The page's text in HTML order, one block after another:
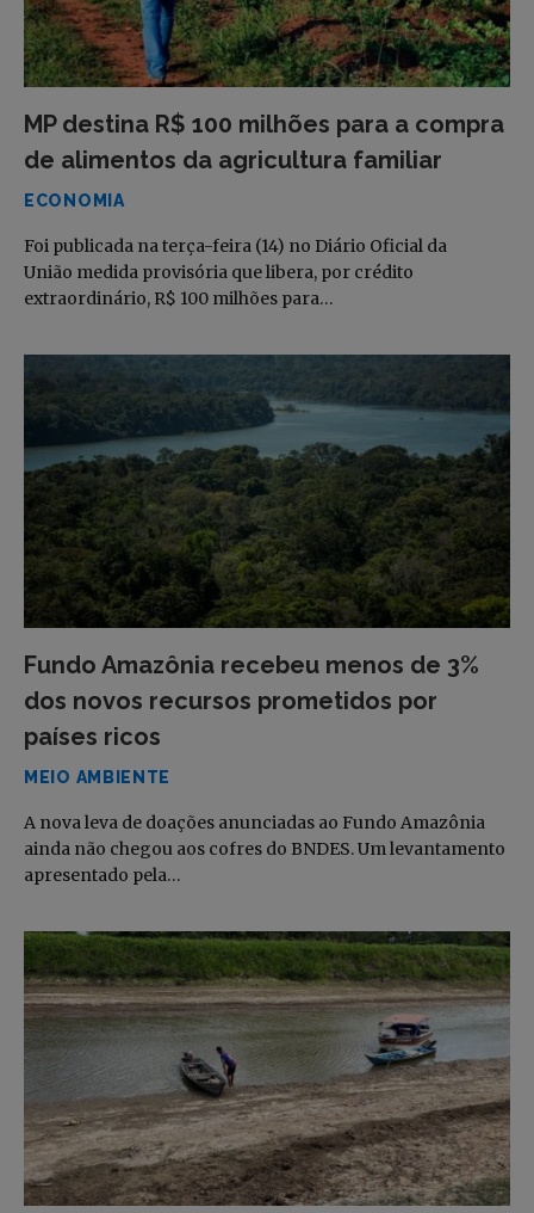
MP destina R$ 100 milhões para a compra
de alimentos da agricultura familiar
ECONOMIA
Foi publicada na terça-feira (14) no Diário Oficial da
União medida provisória que libera, por crédito
extraordinário, R$ 100 milhões para…
Fundo Amazônia recebeu menos de 3%
dos novos recursos prometidos por
países ricos
MEIO AMBIENTE
A nova leva de doações anunciadas ao Fundo Amazônia
ainda não chegou aos cofres do BNDES. Um levantamento
apresentado pela…